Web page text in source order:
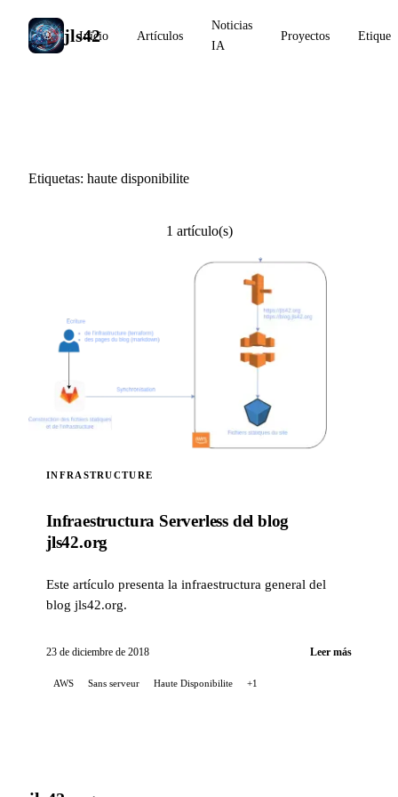
jls42
Inicio Artículos
Noticias
IA
Proyectos
Etiquetas: haute disponibilite
1 artículo(s)
INFRASTRUCTURE
Infraestructura Serverless del blog
jls42.org
Este artículo presenta la infraestructura general del
blog jls42.org.
23 de diciembre de 2018 Leer más
AWS Sans serveur Haute Disponibilite +1